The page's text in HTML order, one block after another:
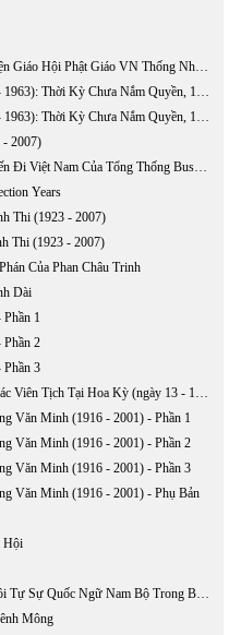
Tuyên Cáo: Của Hội Đồng Lưỡng Viện Giáo Hội Phật Giáo VN Thống Nhất Về Việc TQ Xâm Lấn Hai Quần Đảo Hoàng Sa Và Trường Sa
Jean Baptiste Ngô Đình Diệm (1897 - 1963): Thời Kỳ Chưa Nắm Quyền, 1897-1954 (phần 1)
Jean Baptiste Ngô Đình Diệm (1897 - 1963): Thời Kỳ Chưa Nắm Quyền, 1897-1954 (Phần 2)
- 2007)
Mùa Xuân Mới Cho Việt Nam: Chuyến Đi Việt Nam Của Tổng Thống Bush, 17 - 20/11/2006
Years
Thi (1923 - 2007)
Thi (1923 - 2007)
Của Phan Châu Trinh
Dài
1
Phần 2
Phần 3
Phân Ưu: Hòa Thượng Thích Mẫn Giác Viên Tịch Tại Hoa Kỳ (ngày 13 - 10 - 2006)
Văn Minh (1916 - 2001) - Phần 1
Văn Minh (1916 - 2001) - Phần 2
Văn Minh (1916 - 2001) - Phần 3
Văn Minh (1916 - 2001) - Phụ Bản
Hội
Thử Tìm Vài Đặc Điểm Của Văn Xuôi Tự Sự Quốc Ngữ Nam Bộ Trong Bước Khởi Đầu
Mông